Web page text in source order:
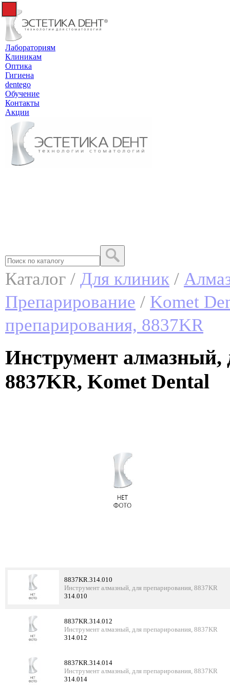
Лабораториям
Клиникам
Оптика
Гигиена
dentego
Обучение
Контакты
Акции
Каталог / Для клиник /
Препарирование / Komet
препарирования, 8837KR
Инструмент алмазный,
8837KR, Komet Dental
8837KR.314.010
Инструмент алмазный, для препарирования, 8837KR
314.010
8837KR.314.012
Инструмент алмазный, для препарирования, 8837KR
314.012
8837KR.314.014
Инструмент алмазный, для препарирования, 8837KR
314.014